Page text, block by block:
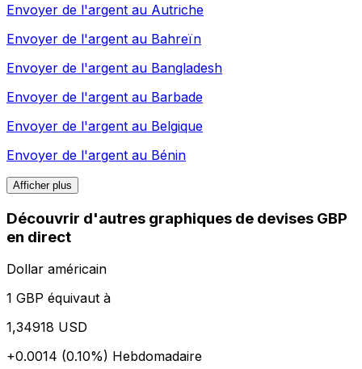
Envoyer de l'argent au Autriche
Envoyer de l'argent au Bahreïn
Envoyer de l'argent au Bangladesh
Envoyer de l'argent au Barbade
Envoyer de l'argent au Belgique
Envoyer de l'argent au Bénin
Afficher plus
Découvrir d'autres graphiques de devises GBP
en direct
Dollar américain
1 GBP équivaut à
1,34918 USD
+0.0014 (0.10%) Hebdomadaire